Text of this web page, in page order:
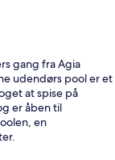
gang fra Agia
udendørs pool er et
at spise på
er åben til
en